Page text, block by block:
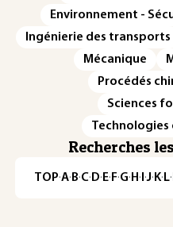
Environnement -
Ingénierie des transports
Mécanique
Procédés
Sciences
Recherches
TOP·A·B·C· D· E· F·G· H · ·J· K· L·